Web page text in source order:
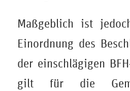
Maßgeblich ist
Einordnung des
der einschlägigen
gilt für die